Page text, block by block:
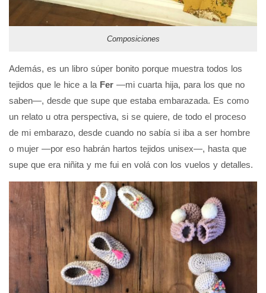
Composiciones
Además, es un libro súper bonito porque muestra todos los
tejidos que le hice a la Fer —mi cuarta hija, para los que no
saben—, desde que supe que estaba embarazada. Es como
un relato u otra perspectiva, si se quiere, de todo el proceso
de mi embarazo, desde cuando no sabía si iba a ser hombre
o mujer —por eso habrán hartos tejidos unisex—, hasta que
supe que era niñita y me fui en volá con los vuelos y detalles.